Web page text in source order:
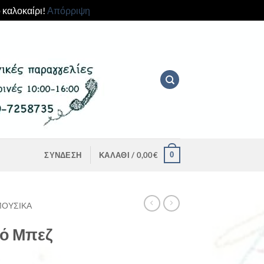
Απόρριψη
ΣΎΝΔΕΣΗ ΚΑΛΆΘΙ / 0,00€ 0
Μπεζ